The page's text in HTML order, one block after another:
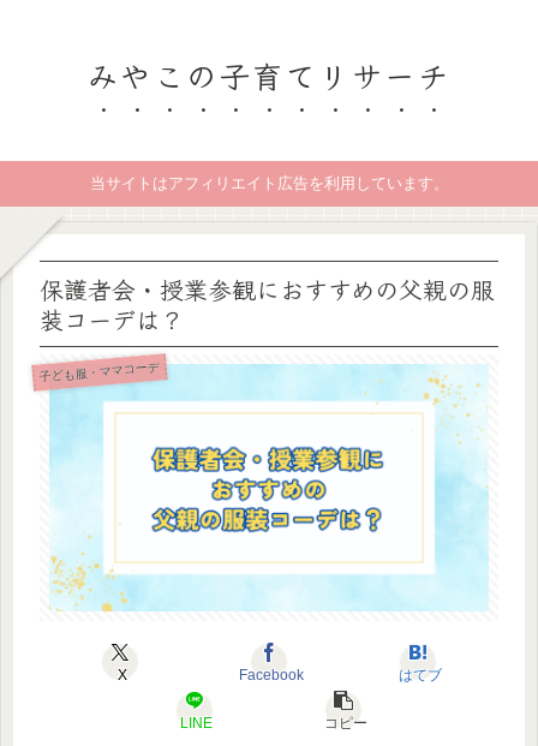
みやこの子育てリサーチ
当サイトはアフィリエイト広告を利用しています。
保護者会・授業参観におすすめの父親の服
装コーデは？
子ども服・ママコーデ
X Facebook はてブ
LINE コピー